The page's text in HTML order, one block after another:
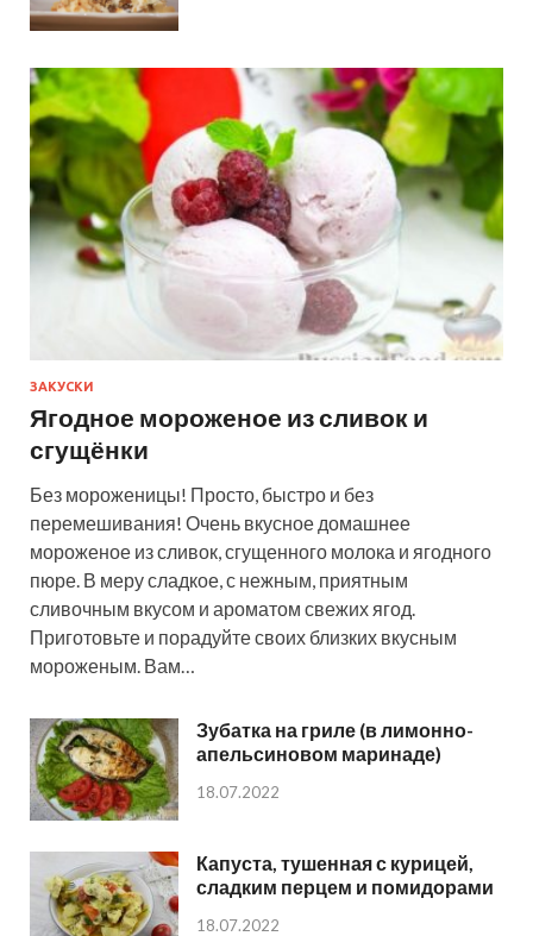
ЗАКУСКИ
Ягодное мороженое из сливок и
сгущёнки
Без мороженицы! Просто, быстро и без
перемешивания! Очень вкусное домашнее
мороженое из сливок, сгущенного молока и ягодного
пюре. В меру сладкое, с нежным, приятным
сливочным вкусом и ароматом свежих ягод.
Приготовьте и порадуйте своих близких вкусным
мороженым. Вам…
Зубатка на гриле (в лимонно-
апельсиновом маринаде)
18.07.2022
Капуста, тушенная с курицей,
сладким перцем и помидорами
18.07.2022